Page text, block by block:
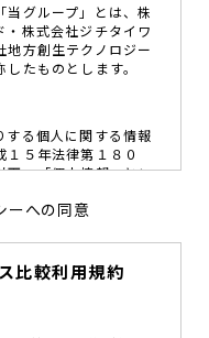
グループ」とは、株
株式会社ジチタイワ
方創生テクノロジー
たものとします。
する個人に関する情報
１５年法律第１８０
下、「個人情報」とい
考えております。
護の重要性の認識と取
報の適切な取り扱い
ーへの同意
比較利用規約